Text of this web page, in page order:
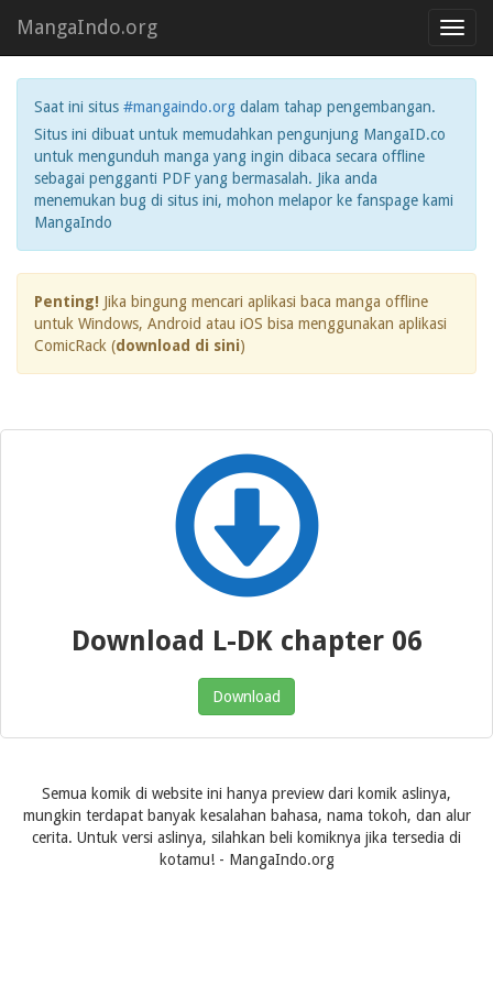
MangaIndo.org
Saat ini situs #mangaindo.org dalam tahap pengembangan.
Situs ini dibuat untuk memudahkan pengunjung MangaID.co
untuk mengunduh manga yang ingin dibaca secara offline
sebagai pengganti PDF yang bermasalah. Jika anda
menemukan bug di situs ini, mohon melapor ke fanspage kami
MangaIndo
Penting! Jika bingung mencari aplikasi baca manga offline
untuk Windows, Android atau iOS bisa menggunakan aplikasi
ComicRack (download di sini)
Download L-DK chapter 06
Download
Semua komik di website ini hanya preview dari komik aslinya,
mungkin terdapat banyak kesalahan bahasa, nama tokoh, dan alur
cerita. Untuk versi aslinya, silahkan beli komiknya jika tersedia di
kotamu! - MangaIndo.org